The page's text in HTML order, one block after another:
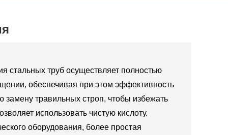
стальных труб осуществляет полностью
обеспечивая при этом эффективность
замену травильных строп, чтобы избежать
использовать чистую кислоту.
оборудования, более простая